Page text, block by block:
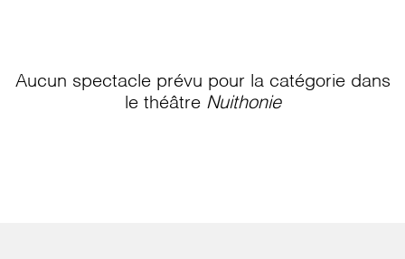
Aucun spectacle prévu pour la catégorie dans
le théâtre Nuithonie